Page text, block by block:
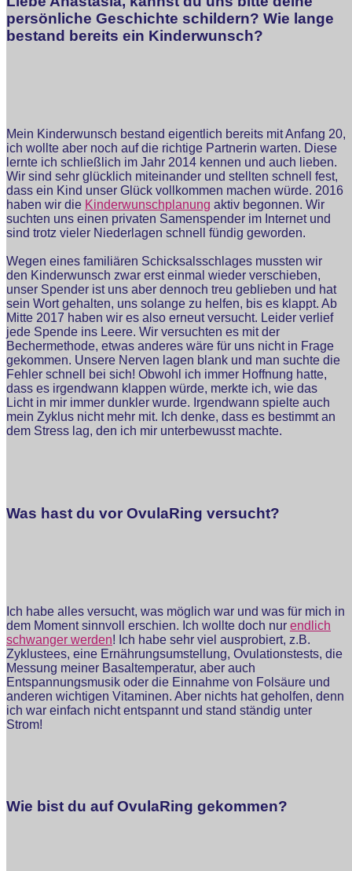
persönliche Geschichte schildern? Wie lange
bestand bereits ein Kinderwunsch?
Mein Kinderwunsch bestand eigentlich bereits mit Anfang 20,
ich wollte aber noch auf die richtige Partnerin warten. Diese
lernte ich schließlich im Jahr 2014 kennen und auch lieben.
Wir sind sehr glücklich miteinander und stellten schnell fest,
dass ein Kind unser Glück vollkommen machen würde. 2016
haben wir die Kinderwunschplanung aktiv begonnen. Wir
suchten uns einen privaten Samenspender im Internet und
sind trotz vieler Niederlagen schnell fündig geworden.
Wegen eines familiären Schicksalsschlages mussten wir
den Kinderwunsch zwar erst einmal wieder verschieben,
unser Spender ist uns aber dennoch treu geblieben und hat
sein Wort gehalten, uns solange zu helfen, bis es klappt. Ab
Mitte 2017 haben wir es also erneut versucht. Leider verlief
jede Spende ins Leere. Wir versuchten es mit der
Bechermethode, etwas anderes wäre für uns nicht in Frage
gekommen. Unsere Nerven lagen blank und man suchte die
Fehler schnell bei sich! Obwohl ich immer Hoffnung hatte,
dass es irgendwann klappen würde, merkte ich, wie das
Licht in mir immer dunkler wurde. Irgendwann spielte auch
mein Zyklus nicht mehr mit. Ich denke, dass es bestimmt an
dem Stress lag, den ich mir unterbewusst machte.
Was hast du vor OvulaRing versucht?
Ich habe alles versucht, was möglich war und was für mich in
dem Moment sinnvoll erschien. Ich wollte doch nur endlich
schwanger werden! Ich habe sehr viel ausprobiert, z.B.
Zyklustees, eine Ernährungsumstellung, Ovulationstests, die
Messung meiner Basaltemperatur, aber auch
Entspannungsmusik oder die Einnahme von Folsäure und
anderen wichtigen Vitaminen. Aber nichts hat geholfen, denn
ich war einfach nicht entspannt und stand ständig unter
Strom!
Wie bist du auf OvulaRing gekommen?